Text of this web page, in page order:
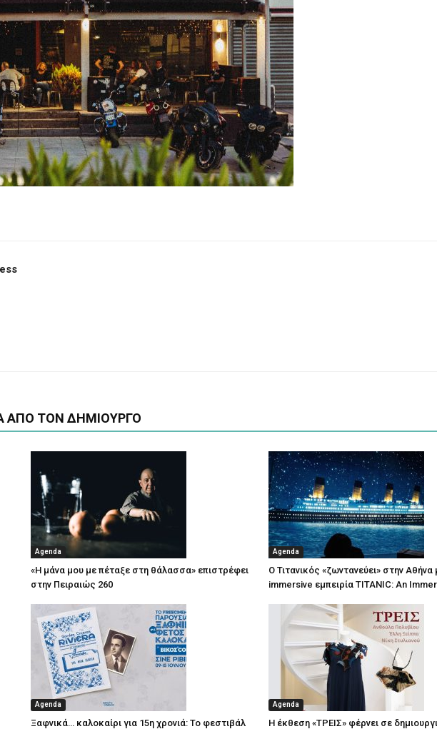
ΑΠΟ ΤΟΝ ΔΗΜΙΟΥΡΓΟ
Agenda
«Η μάνα μου με πέταξε στη θάλασσα» επιστρέφει
στην Πειραιώς 260
Agenda
Ο Τιτανικός «ζωντανεύει» στην Αθήνα
immersive εμπειρία TITANIC: An
Agenda
Ξαφνικά… καλοκαίρι για 15η χρονιά: Το φεστιβάλ
Agenda
Η έκθεση «ΤΡΕΙΣ» φέρνει σε